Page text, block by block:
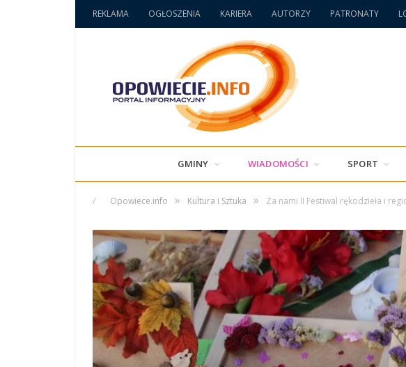
REKLAMA OGŁOSZENIA KARIERA AUTORZY PATRONATY
GMINY WIADOMOŚCI SPORT
/ Opowiece.info » Kultura i Sztuka » Za nami II Festiwal rękodzieła i